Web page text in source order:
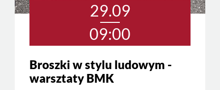
29.09
09:00
Broszki w stylu ludowym -
warsztaty BMK